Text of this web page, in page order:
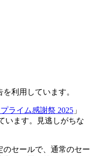
利用しています。
プライム感謝祭 2025 」
います。見逃しがちな
セールで、 通常のセー